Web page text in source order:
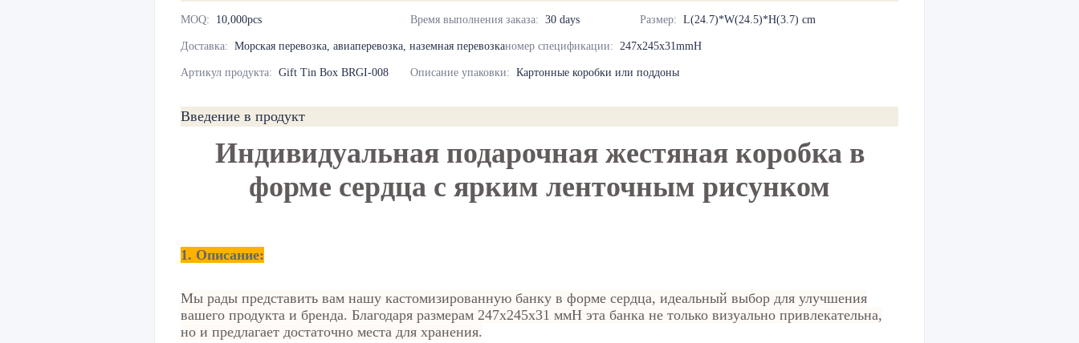
MOQ: 10,000pcs Время выполнения заказа: 30 days Размер: L(24.7)*W(24.5)*H(3.7) cm
Доставка: Морская перевозка, авиаперевозка, наземная перевозканомер спецификации: 247x245x31mmH
Артикул продукта: Gift Tin Box BRGI-008 Описание упаковки: Картонные коробки или поддоны
Введение в продукт
Индивидуальная подарочная жестяная коробка в
форме сердца с ярким ленточным рисунком
1. Описание:
Мы рады представить вам нашу кастомизированную банку в форме сердца, идеальный выбор для улучшения
вашего продукта и бренда. Благодаря размерам 247x245x31 ммH эта банка не только визуально привлекательна,
но и предлагает достаточно места для хранения.